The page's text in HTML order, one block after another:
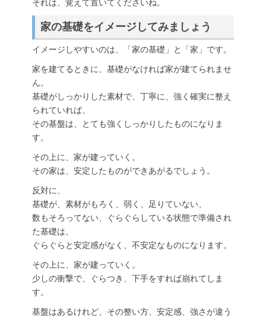
それは、覚えて置いてくださいね。
家の基礎をイメージしてみましょう
イメージしやすいのは、「家の基礎」と「家」です。
家を建てるときに、基礎がなければ家が建てられませ
ん。
基礎がしっかりした素材で、丁寧に、強く確実に整え
られていれば、
その基盤は、とても強くしっかりしたものになりま
す。
その上に、家が建っていく。
その家は、安定したものができあがるでしょう。
反対に、
基礎が、素材がもろく、弱く、足りていない、
数もそろってない、ぐらぐらしている状態で準備され
た基礎は、
ぐらぐらと安定感がなく、不安定なものになります。
その上に、家が建っていく。
少しの衝撃で、ぐらつき、下手をすれば崩れてしま
す。
基盤はあるけれど、その整い方、安定感、強さが違う